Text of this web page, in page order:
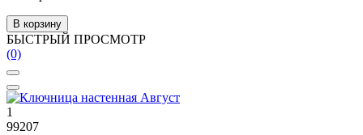
В корзину
БЫСТРЫЙ ПРОСМОТР
(0)
1
99207